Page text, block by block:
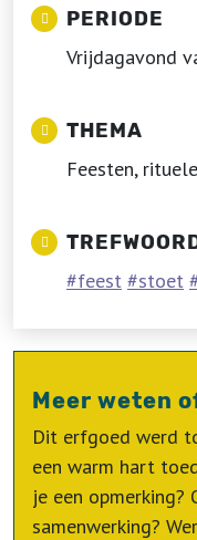
PERIODE
Vrijdagavond
THEMA
Feesten,
feest stoet
Meer weten
Dit erfgoed werd
een warm hart
je een opmerking?
samenwerking?